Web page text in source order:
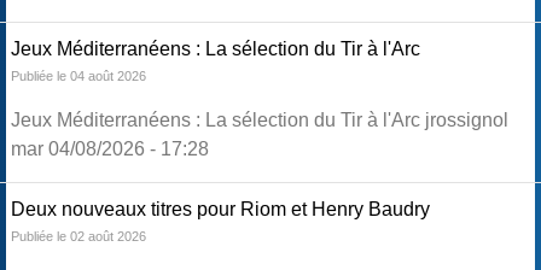
Jeux Méditerranéens : La sélection du Tir à l'Arc
Publiée le 04 août 2026
Jeux Méditerranéens : La sélection du Tir à l'Arc jrossignol
mar 04/08/2026 - 17:28
Deux nouveaux titres pour Riom et Henry Baudry
Publiée le 02 août 2026